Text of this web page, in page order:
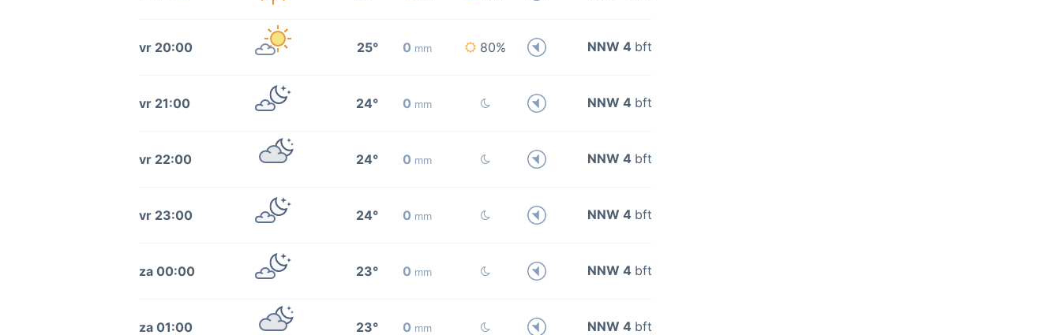
vr 20:00 25° 0 mm 80% NNW 4 bft
vr 21:00 24° 0 mm NNW 4 bft
vr 22:00 24° 0 mm NNW 4 bft
vr 23:00 24° 0 mm NNW 4 bft
za 00:00 23° 0 mm NNW 4 bft
za 01:00 23° 0 mm NNW 4 bft